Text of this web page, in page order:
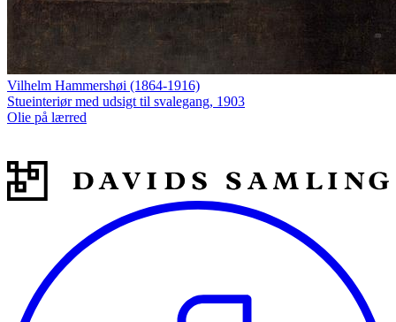
Vilhelm Hammershøi (1864-1916)
Stueinteriør med udsigt til svalegang, 1903
Olie på lærred